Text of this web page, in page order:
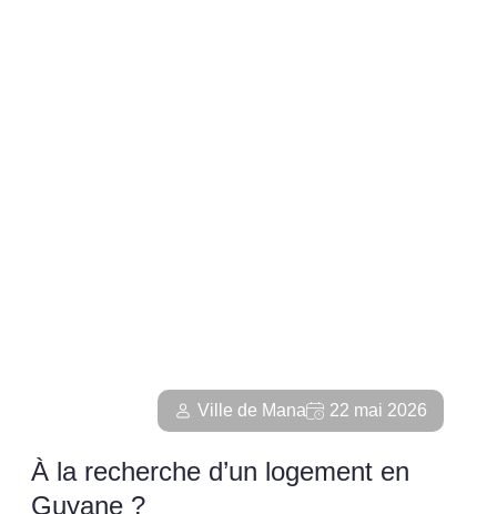
Ville de Mana 22 mai 2026
À la recherche d’un logement en
Guyane ?